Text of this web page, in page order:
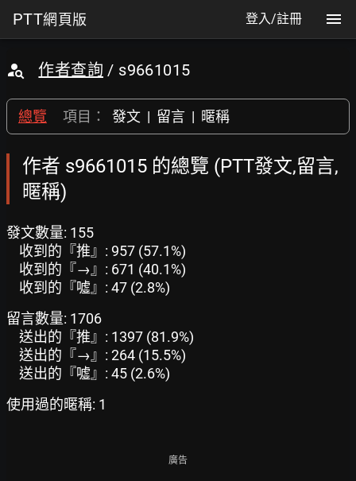
PTT網頁版 登入/註冊
作者查詢 / s9661015
總覽 項目： 發文 | 留言 | 暱稱
作者 s9661015 的總覽 (PTT發文,留言,
暱稱)
發文數量: 155
收到的『推』: 957 (57.1%)
收到的『→』: 671 (40.1%)
收到的『噓』: 47 (2.8%)
留言數量: 1706
送出的『推』: 1397 (81.9%)
送出的『→』: 264 (15.5%)
送出的『噓』: 45 (2.6%)
使用過的暱稱: 1
廣告